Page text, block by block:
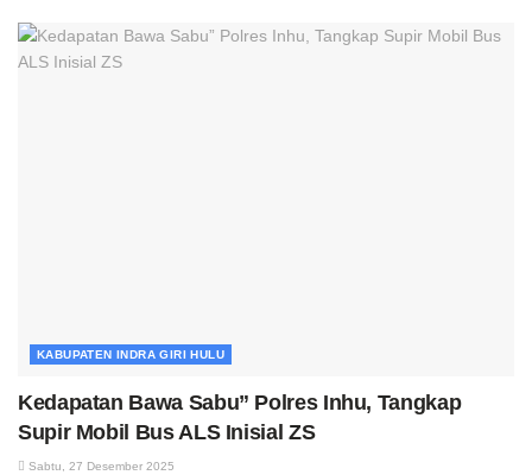
KABUPATEN INDRA GIRI HULU
Kedapatan Bawa Sabu” Polres Inhu, Tangkap
Supir Mobil Bus ALS Inisial ZS
Sabtu, 27 Desember 2025